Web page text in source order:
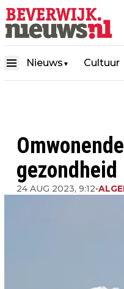
Nieuws ▼ Cultuur
gezondheid
24 AUG 2023, 9:12•